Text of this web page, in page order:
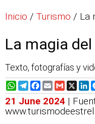
Inicio / Turismo / La
La magia
Texto, fotografías y
WhatsApp
Telegram
Facebook
EmailGmail
X
21 June 2024 |